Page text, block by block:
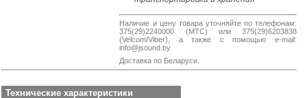
Наличие и цену товара уточняйте по телефонам:
375(29)2240000 (МТС) или 375(29)6203838
(Velcom/Viber), а также с помощью e-mail:
info@jsound.by
Доставка по Беларуси.
Технические характеристики